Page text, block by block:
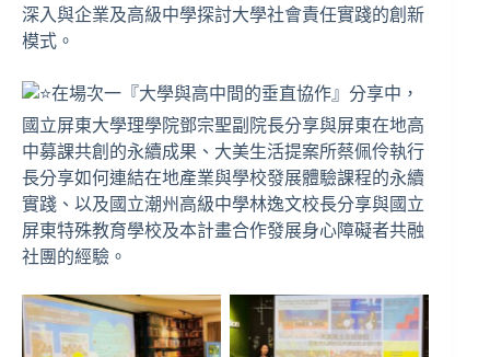
深入與企業及高級中學探討大學社會責任實踐的創新
模式。
在場次一『大學與高中間的垂直協作』分享中，
國立屏東大學理學院鄧宗聖副院長分享與屏東在地高
中募課共創的永續成果、大美生活提案所蔡佩伶執行
長分享如何連結在地產業與學校發展體驗課程的永續
實踐、以及國立潮州高級中學林逸文校長分享與國立
屏東特殊教育學校及本計畫合作發展身心障礙者共融
社團的經驗。